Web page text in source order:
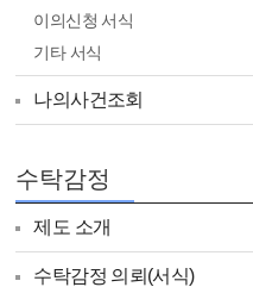
이의신청 서식
기타 서식
나의사건조회
수탁감정
제도 소개
수탁감정 의뢰(서식)